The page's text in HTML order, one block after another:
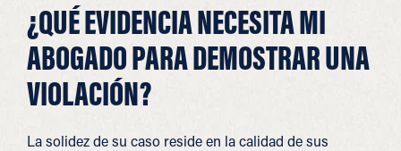
¿QUÉ EVIDENCIA NECESITA MI
ABOGADO PARA DEMOSTRAR UNA
VIOLACIÓN?
La solidez de su caso reside en la calidad de sus